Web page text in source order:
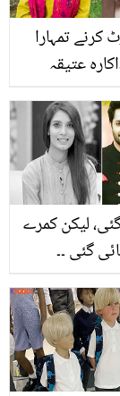
تمہارا
عتیقہ
کیا رشتہ
لیکن کمرے
گئی ۔۔
کا اچانک
ہوا؟